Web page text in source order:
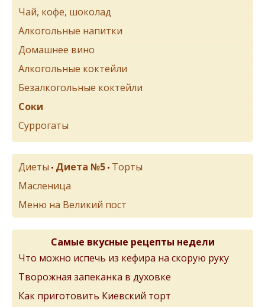
Чай, кофе, шоколад
Алкогольные напитки
Домашнее вино
Алкогольные коктейли
Безалкогольные коктейли
Соки
Суррогаты
Диеты • Диета №5 • Торты
Масленица
Меню на Великий пост
Самые вкусные рецепты недели
Что можно испечь из кефира на скорую руку
Творожная запеканка в духовке
Как приготовить Киевский торт